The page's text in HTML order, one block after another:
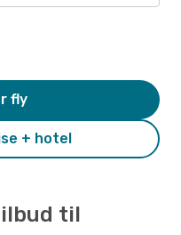
+ hotel
fly
til